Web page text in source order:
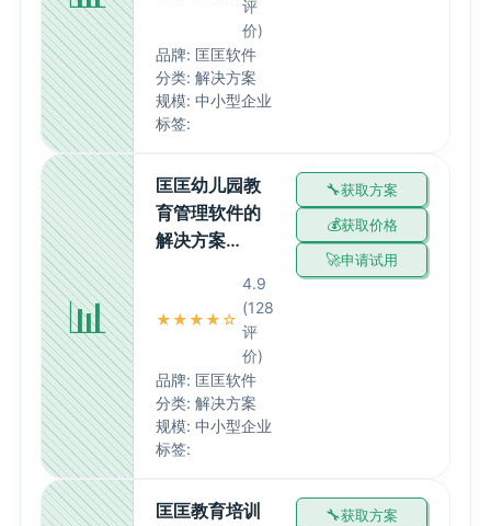
评
价)
品牌: 匡匡软件
分类: 解决方案
规模: 中小型企业
标签:
📊
匡匡幼儿园教
育管理软件的
解决方案…
★★★★☆
4.9
(128
评
价)
品牌: 匡匡软件
分类: 解决方案
规模: 中小型企业
标签:
获取方案
获取价格
申请试用
匡匡教育培训
获取方案